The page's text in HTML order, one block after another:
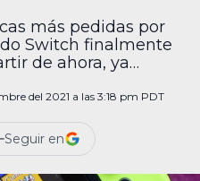
más pedidas por
Switch finalmente
de ahora, ya
de redes
del Switch, la cual
Bluetooth. Así,
del 2021 a las 3:18 pm PDT
Seguir en